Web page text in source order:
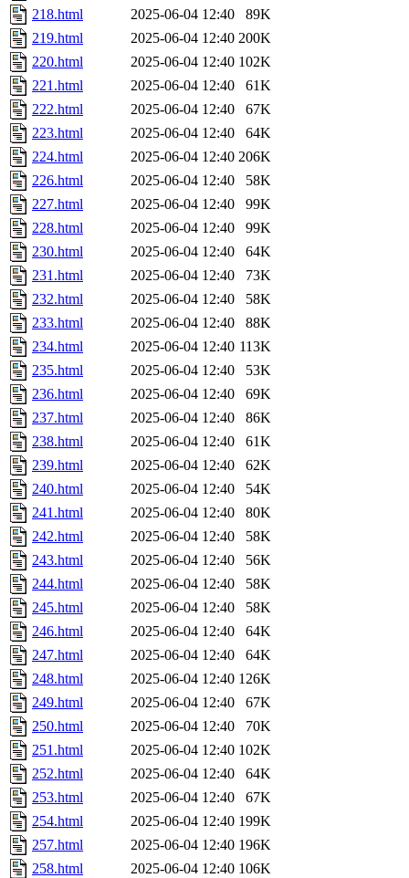
218.html
2025-06-04 12:40
89K
219.html
2025-06-04 12:40 200K
220.html
2025-06-04 12:40 102K
221.html
2025-06-04 12:40
61K
222.html
2025-06-04 12:40
67K
223.html
2025-06-04 12:40
64K
224.html
2025-06-04 12:40 206K
226.html
2025-06-04 12:40
58K
227.html
2025-06-04 12:40
99K
228.html
2025-06-04 12:40
99K
230.html
2025-06-04 12:40
64K
231.html
2025-06-04 12:40
73K
232.html
2025-06-04 12:40
58K
233.html
2025-06-04 12:40
88K
234.html
2025-06-04 12:40 113K
235.html
2025-06-04 12:40
53K
236.html
2025-06-04 12:40
69K
237.html
2025-06-04 12:40
86K
238.html
2025-06-04 12:40
61K
239.html
2025-06-04 12:40
62K
240.html
2025-06-04 12:40
54K
241.html
2025-06-04 12:40
80K
242.html
2025-06-04 12:40
58K
243.html
2025-06-04 12:40
56K
244.html
2025-06-04 12:40
58K
245.html
2025-06-04 12:40
58K
246.html
2025-06-04 12:40
64K
247.html
2025-06-04 12:40
64K
248.html
2025-06-04 12:40 126K
249.html
2025-06-04 12:40
67K
250.html
2025-06-04 12:40
70K
251.html
2025-06-04 12:40 102K
252.html
2025-06-04 12:40
64K
253.html
2025-06-04 12:40
67K
254.html
2025-06-04 12:40 199K
257.html
2025-06-04 12:40 196K
258.html
2025-06-04 12:40 106K